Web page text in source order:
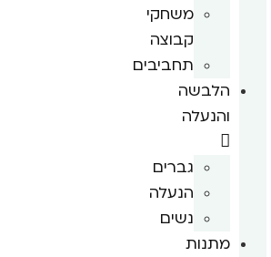
משחקי
קבוצה
תחביבים
הלבשה
והנעלה
גברים
הנעלה
נשים
מתנות